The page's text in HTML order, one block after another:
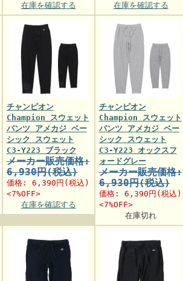
在庫を確認する
在庫を確認する
チャンピオン
Champion スウェット
パンツ アメカジ ベー
シック スウェット
C3-Y223 ブラック
メーカー販売価格:
6,930円(税込)
価格: 6,390円 (税込)
<7%OFF>
在庫を確認する
チャンピオン
Champion スウェット
パンツ アメカジ ベー
シック スウェット
C3-Y223 オックスフ
ォードグレー
メーカー販売価格:
6,930円(税込)
価格: 6,390円 (税込)
<7%OFF>
在庫切れ